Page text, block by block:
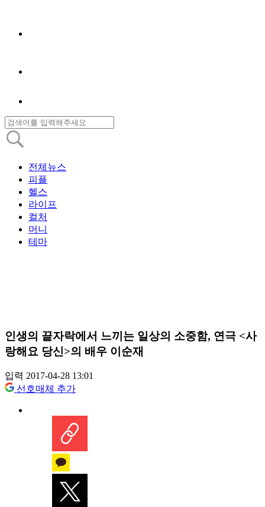
전체뉴스
피플
헬스
라이프
컬처
머니
테마
인생의 끝자락에서 느끼는 일상의 소중함, 연극 <사
랑해요 당신>의 배우 이순재
입력 2017-04-28 13:01
선호매체 추가